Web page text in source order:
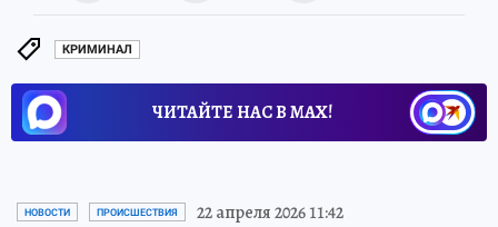
КРИМИНАЛ
ЧИТАЙТЕ НАС В МАХ!
НОВОСТИ ПРОИСШЕСТВИЯ 22 апреля 2026 11:42